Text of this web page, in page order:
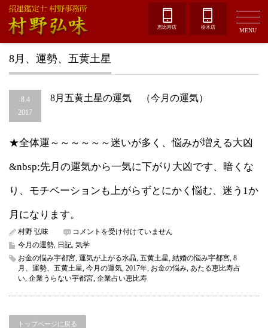
恵比寿店 栃木店 MENU
8月、運勢、五黄土星
8.4
2017
8月五黄土星の運気 （今月の運気）
★全体運～～～～～～迷いが多く、悩みが増える大凶
&nbsp;先月の運気から一気に下がり大凶です、暗くな
り、モチベーションも上がらずとにかく悩む、迷う1か
月になります。
村野 弘味
8
月
五
黄
土
星
（今
コメントを受け付けていません
今月の運勢 日記 気学
お金の悩み宇都宮 運気が上がる水晶 五黄土星 結婚の悩み宇都宮 8
月、運勢、五黄土星 今月の運気 2017年 お金の悩み あたる恵比寿占
い 企業うらない宇都宮 企業占い恵比寿
トップページに戻る